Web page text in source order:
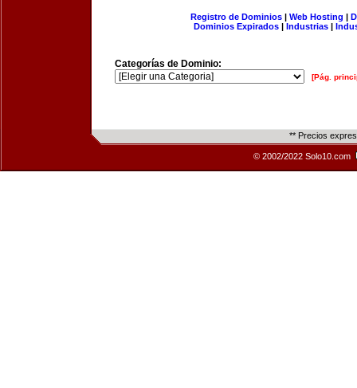
Registro de Dominios| Web Hosting |
Dominios Expirados | Industrias |
Categorías de Dominio:
[Pág.
** Precios
© 2002/2022 Solo10.com